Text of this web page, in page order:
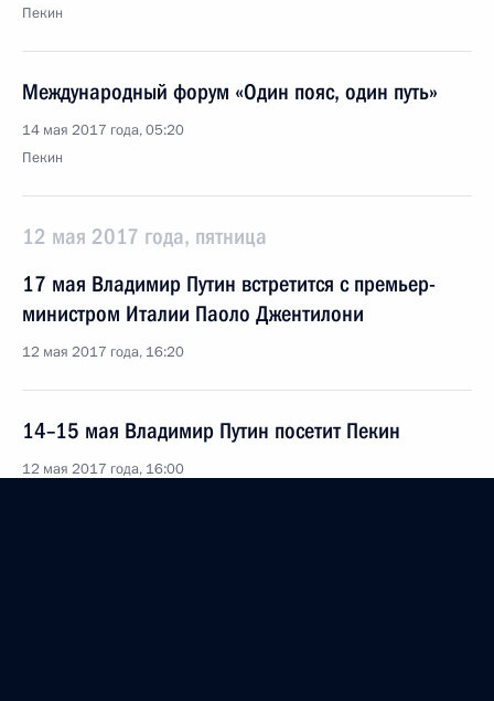
Пекин
Международный форум «Один пояс, один путь»
14 мая 2017 года, 05:20
Пекин
12 мая 2017 года, пятница
17 мая Владимир Путин встретится с премьер-
министром Италии Паоло Джентилони
12 мая 2017 года, 16:20
14–15 мая Владимир Путин посетит Пекин
12 мая 2017 года, 16:00